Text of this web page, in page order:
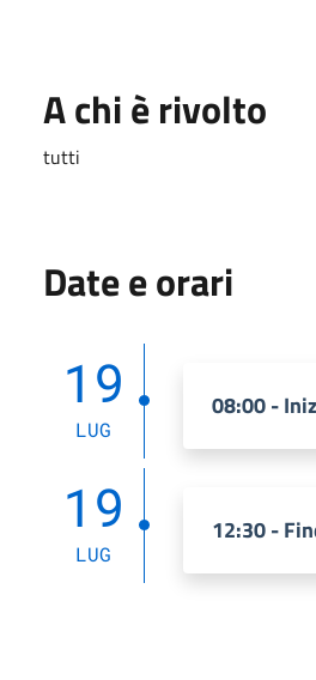
A chi è rivolto
tutti
Date e orari
19
LUG
08:00 -
19
LUG
12:30 -